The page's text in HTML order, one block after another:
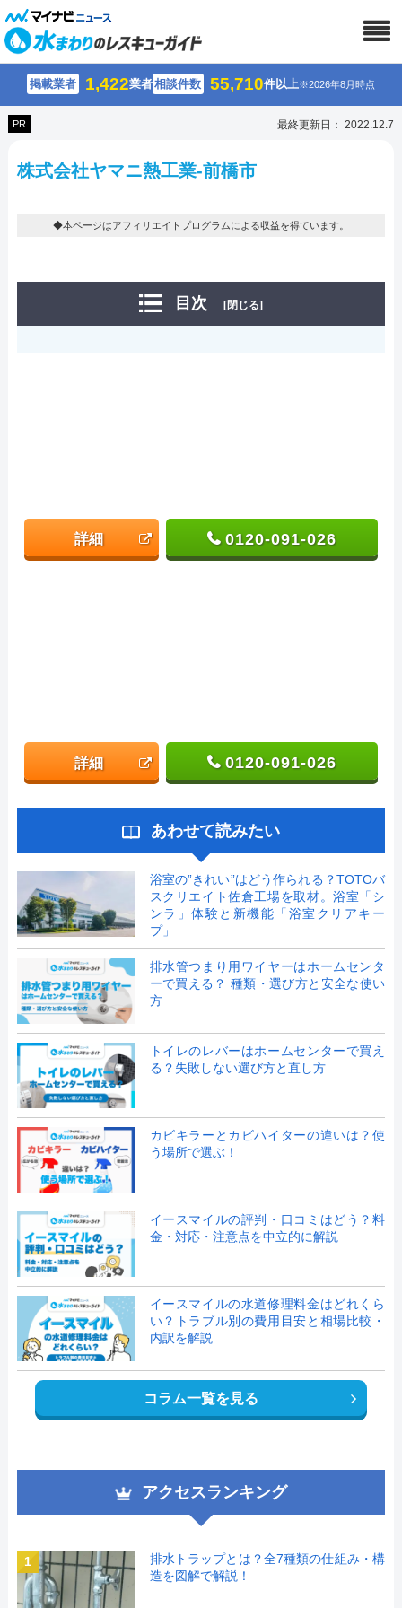
掲載業者 1,422業者相談件数 55,710件以上※2026年8月時点
PR 最終更新日： 2022.12.7
株式会社ヤマニ熱工業-前橋市
◆本ページはアフィリエイトプログラムによる収益を得ています。
目次 [閉じる]
詳細 0120-091-026
詳細 0120-091-026
あわせて読みたい
浴室の”きれい”はどう作られる？TOTOバ
スクリエイト佐倉工場を取材。浴室「シ
ンラ」体験と新機能「浴室クリアキー
プ」
排水管つまり用ワイヤーはホームセンタ
ーで買える？ 種類・選び方と安全な使い
方
トイレのレバーはホームセンターで買え
る？失敗しない選び方と直し方
カビキラーとカビハイターの違いは？使
う場所で選ぶ！
イースマイルの評判・口コミはどう？料
金・対応・注意点を中立的に解説
イースマイルの水道修理料金はどれくら
い？トラブル別の費用目安と相場比較・
内訳を解説
コラム一覧を見る
アクセスランキング
1
排水トラップとは？全7種類の仕組み・構
造を図解で解説！